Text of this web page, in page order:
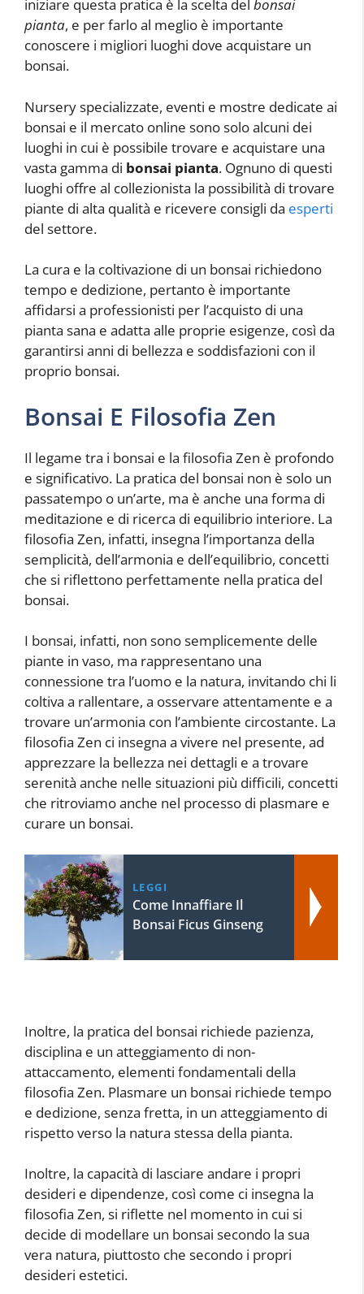
iniziare questa pratica è la scelta del bonsai
pianta, e per farlo al meglio è importante
conoscere i migliori luoghi dove acquistare un
bonsai.
Nursery specializzate, eventi e mostre dedicate ai
bonsai e il mercato online sono solo alcuni dei
luoghi in cui è possibile trovare e acquistare una
vasta gamma di bonsai pianta. Ognuno di questi
luoghi offre al collezionista la possibilità di trovare
piante di alta qualità e ricevere consigli da esperti
del settore.
La cura e la coltivazione di un bonsai richiedono
tempo e dedizione, pertanto è importante
affidarsi a professionisti per l’acquisto di una
pianta sana e adatta alle proprie esigenze, così da
garantirsi anni di bellezza e soddisfazioni con il
proprio bonsai.
Bonsai E Filosofia Zen
Il legame tra i bonsai e la filosofia Zen è profondo
e significativo. La pratica del bonsai non è solo un
passatempo o un’arte, ma è anche una forma di
meditazione e di ricerca di equilibrio interiore. La
filosofia Zen, infatti, insegna l’importanza della
semplicità, dell’armonia e dell’equilibrio, concetti
che si riflettono perfettamente nella pratica del
bonsai.
I bonsai, infatti, non sono semplicemente delle
piante in vaso, ma rappresentano una
connessione tra l’uomo e la natura, invitando chi li
coltiva a rallentare, a osservare attentamente e a
trovare un’armonia con l’ambiente circostante. La
filosofia Zen ci insegna a vivere nel presente, ad
apprezzare la bellezza nei dettagli e a trovare
serenità anche nelle situazioni più difficili, concetti
che ritroviamo anche nel processo di plasmare e
curare un bonsai.
LEGGI
Come Innaffiare Il
Bonsai Ficus Ginseng
Inoltre, la pratica del bonsai richiede pazienza,
disciplina e un atteggiamento di non-
attaccamento, elementi fondamentali della
filosofia Zen. Plasmare un bonsai richiede tempo
e dedizione, senza fretta, in un atteggiamento di
rispetto verso la natura stessa della pianta.
Inoltre, la capacità di lasciare andare i propri
desideri e dipendenze, così come ci insegna la
filosofia Zen, si riflette nel momento in cui si
decide di modellare un bonsai secondo la sua
vera natura, piuttosto che secondo i propri
desideri estetici.